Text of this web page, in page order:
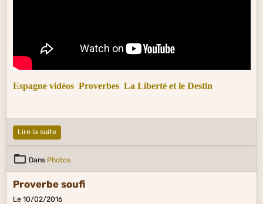
Espagne vidéos Proverbes La Liberté et le Destin
Lire la suite
Dans Photos
Proverbe soufi
Le 10/02/2016